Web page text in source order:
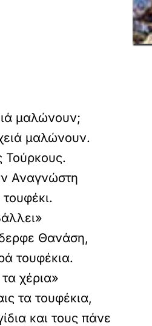
μαλώνουν;
μαλώνουν.
Τούρκους.
Αναγνώστη
Θανάση,
τουφέκια.
χέρια»
τα τουφέκια,
και τους πάνε